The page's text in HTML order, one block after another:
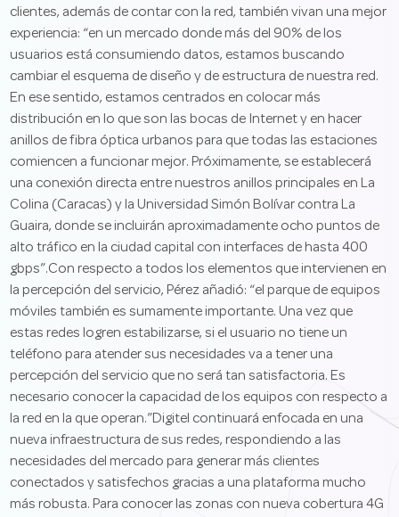
clientes, además de contar con la red, también vivan una mejor
experiencia: “en un mercado donde más del 90% de los
usuarios está consumiendo datos, estamos buscando
cambiar el esquema de diseño y de estructura de nuestra red.
En ese sentido, estamos centrados en colocar más
distribución en lo que son las bocas de Internet y en hacer
anillos de fibra óptica urbanos para que todas las estaciones
comiencen a funcionar mejor. Próximamente, se establecerá
una conexión directa entre nuestros anillos principales en La
Colina (Caracas) y la Universidad Simón Bolívar contra La
Guaira, donde se incluirán aproximadamente ocho puntos de
alto tráfico en la ciudad capital con interfaces de hasta 400
gbps”.Con respecto a todos los elementos que intervienen en
la percepción del servicio, Pérez añadió: “el parque de equipos
móviles también es sumamente importante. Una vez que
estas redes logren estabilizarse, si el usuario no tiene un
teléfono para atender sus necesidades va a tener una
percepción del servicio que no será tan satisfactoria. Es
necesario conocer la capacidad de los equipos con respecto a
la red en la que operan.”Digitel continuará enfocada en una
nueva infraestructura de sus redes, respondiendo a las
necesidades del mercado para generar más clientes
conectados y satisfechos gracias a una plataforma mucho
más robusta. Para conocer las zonas con nueva cobertura 4G